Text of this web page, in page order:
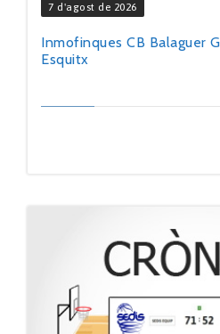
7 d'agost de 2026
Inmofinques CB Balaguer
Esquitx